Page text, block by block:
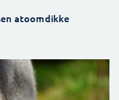
atoomdikke